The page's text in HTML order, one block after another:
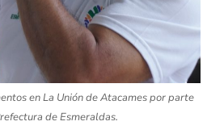
en La Unión de Atacames por parte
de Esmeraldas.